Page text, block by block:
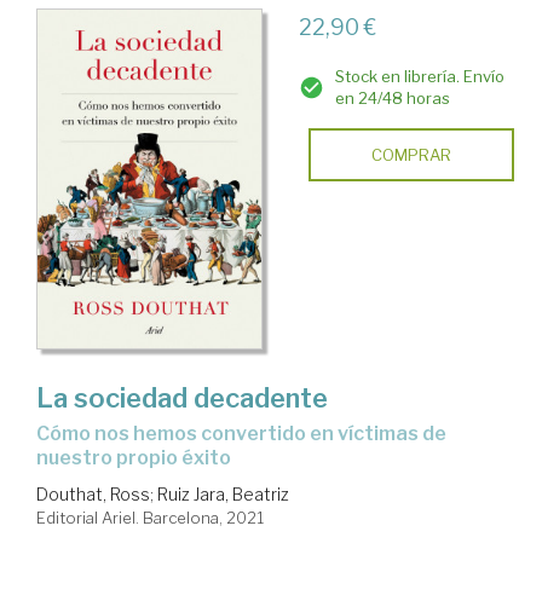
22,90 €
Stock en librería. Envío
en 24/48 horas
COMPRAR
La sociedad decadente
cómo nos hemos convertido en víctimas de
nuestro propio éxito
Douthat, Ross; Ruiz Jara, Beatriz
Editorial Ariel. Barcelona, 2021